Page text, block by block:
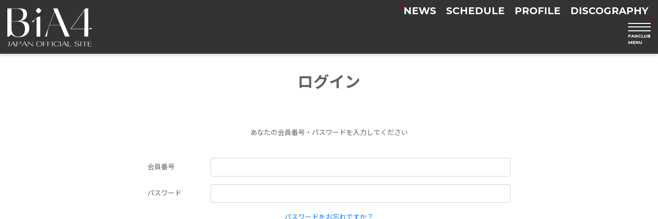
NEWS SCHEDULE PROFILE DISCOGRAPHY
FANCLUB
MENU
ログイン
あなたの会員番号・パスワードを入力してください
会員番号
パスワード
パスワードをお忘れですか？